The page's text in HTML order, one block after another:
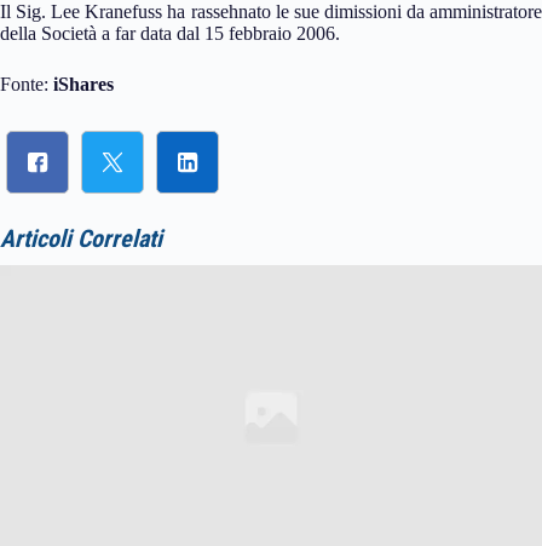
Il Sig. Lee Kranefuss ha rassehnato le sue dimissioni da amministratore
della Società a far data dal 15 febbraio 2006.
Fonte: iShares
Articoli Correlati